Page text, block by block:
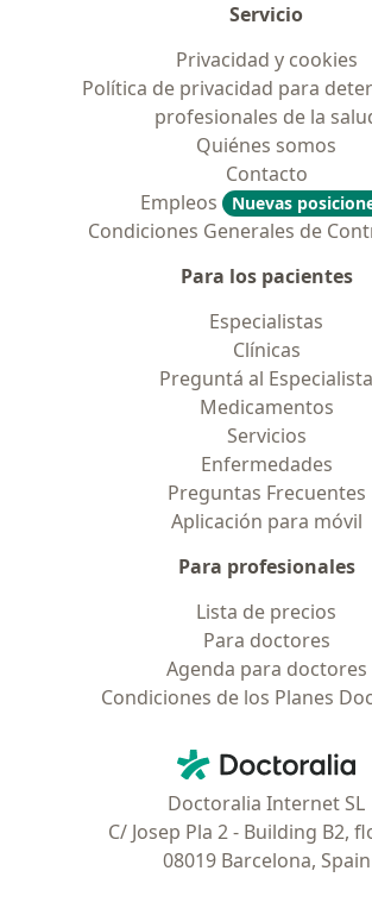
Servicio
Privacidad y cookies
Política de privacidad para
profesionales de la
Quiénes somos
Contacto
Empleos
Nuevas
Condiciones Generales de
Para los pacientes
Especialistas
Clínicas
Preguntá al Especialista
Medicamentos
Servicios
Enfermedades
Preguntas Frecuentes
Aplicación para móvil
Para profesionales
Lista de precios
Para doctores
Agenda para doctores
Condiciones de los Planes
Doctoralia -
Doctoralia Internet SL
C/ Josep Pla 2 - Building B2,
08019 Barcelona, Spain